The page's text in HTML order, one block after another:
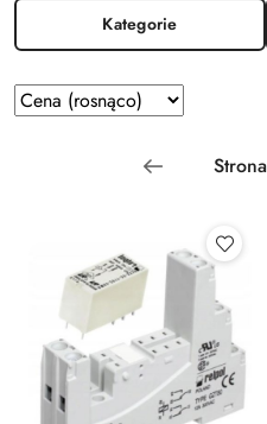
Kategorie
Zastosowano
sortowanie:
Sortuj
według